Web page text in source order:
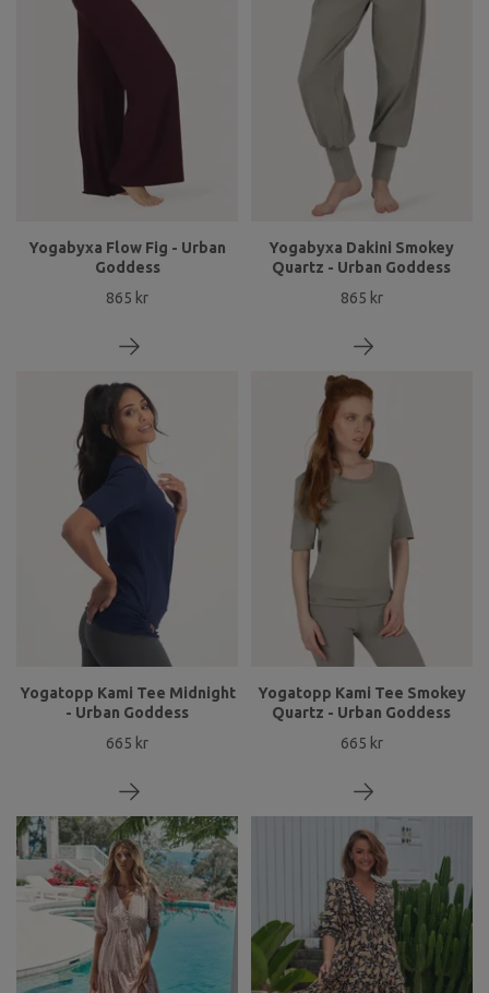
Yogabyxa Flow Fig - Urban
Goddess
865 kr
Yogabyxa Dakini Smokey
Quartz - Urban Goddess
865 kr
Yogatopp Kami Tee Midnight
- Urban Goddess
665 kr
Yogatopp Kami Tee Smokey
Quartz - Urban Goddess
665 kr